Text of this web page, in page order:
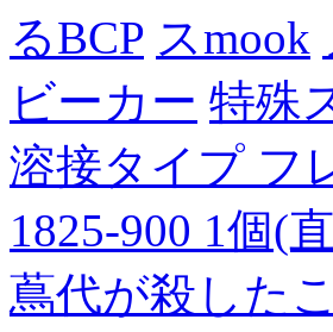
るBCP スmook
ビーカー 特殊
溶接タイプ フ
1825-900 1個(
蔦代が殺した